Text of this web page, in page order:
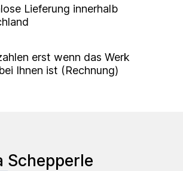
Lieferung innerhalb
erst wenn das Werk
Ihnen ist (Rechnung)
Schepperle